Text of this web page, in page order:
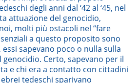
degli anni dal ‘42 al ‘45, nel
attuazione del genocidio,
molti più ostacoli nel “fare
a questo proposito sono
sapevano poco o nulla sulla
genocidio. Certo, sapevano per il
e chi era a contatto con cittadini
tedeschi sparivano